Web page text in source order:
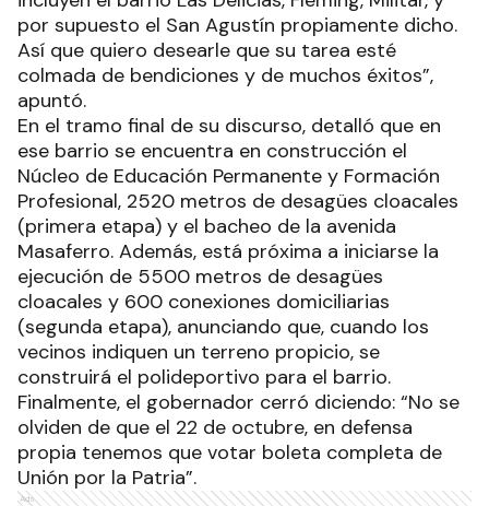
por supuesto el San Agustín propiamente dicho.
Así que quiero desearle que su tarea esté
colmada de bendiciones y de muchos éxitos”,
apuntó.
En el tramo final de su discurso, detalló que en
ese barrio se encuentra en construcción el
Núcleo de Educación Permanente y Formación
Profesional, 2520 metros de desagües cloacales
(primera etapa) y el bacheo de la avenida
Masaferro. Además, está próxima a iniciarse la
ejecución de 5500 metros de desagües
cloacales y 600 conexiones domiciliarias
(segunda etapa), anunciando que, cuando los
vecinos indiquen un terreno propicio, se
construirá el polideportivo para el barrio.
Finalmente, el gobernador cerró diciendo: “No se
olviden de que el 22 de octubre, en defensa
propia tenemos que votar boleta completa de
Unión por la Patria”.
Ads